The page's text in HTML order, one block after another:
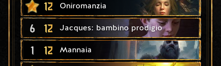
12 Oniromanzia
6 12 Jacques: bambino prodigio
1 12 Mannaia